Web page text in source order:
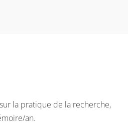
la pratique de la recherche,
an.